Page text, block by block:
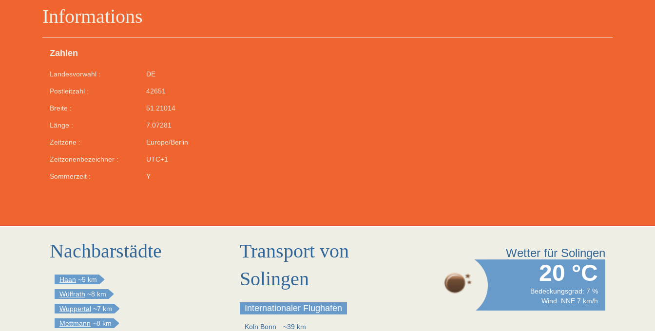
Informations
Zahlen
Landesvorwahl : DE
Postleitzahl : 42651
Breite : 51.21014
Länge : 7.07281
Zeitzone : Europe/Berlin
Zeitzonenbezeichner : UTC+1
Sommerzeit : Y
Nachbarstädte
Haan ~5 km
Wülfrath ~8 km
Wuppertal ~7 km
Mettmann ~8 km
Transport von
Solingen
Internationaler Flughafen
Koln Bonn ~39 km
Wetter für Solingen
20 °C
Bedeckungsgrad: 7 %
Wind: NNE 7 km/h